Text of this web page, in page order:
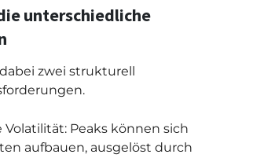
unterschiedliche
zwei strukturell
Peaks können sich
aufbauen, ausgelöst durch